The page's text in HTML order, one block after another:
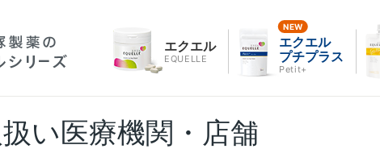
エクエル
EQUELLE
エクエル
プチプラス
Petit+
い医療機関・店舗